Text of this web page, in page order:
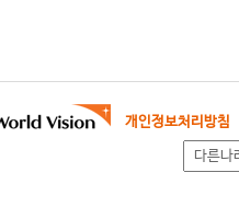
개인정보처리방침